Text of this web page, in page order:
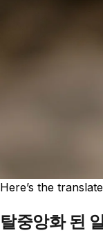
Here’s the
탈중앙화 된